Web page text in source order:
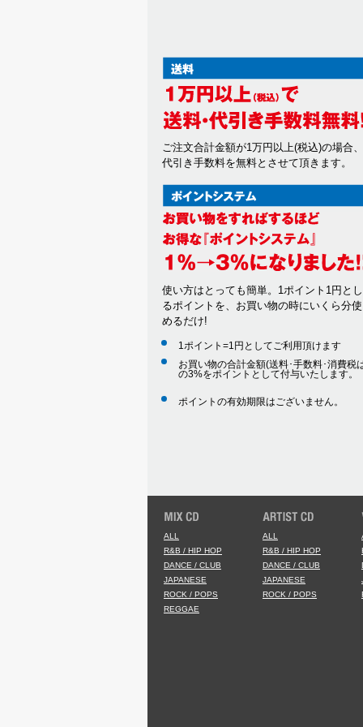
ご注文合計金額が1万円以上(税込)の場合
代引き手数料を無料とさせて頂きます。
使い方はとっても簡単。1ポイント1円と
るポイントを、お買い物の時にいくら分
めるだけ!
1ポイント=1円としてご利用頂けます
お買い物の合計金額(送料･手数料･消費税
の3%をポイントとして付与いたします。
ポイントの有効期限はございません。
ALL
R&B / HIP HOP
DANCE / CLUB
JAPANESE
ROCK / POPS
REGGAE
ALL
R&B / HIP HOP
DANCE / CLUB
JAPANESE
ROCK / POPS